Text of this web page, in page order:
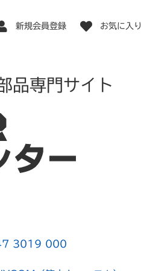
新規会員登録 お気に入り
品専門サイト
3019 000